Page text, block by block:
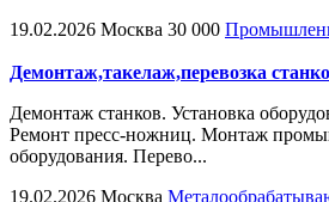
19.02.2026 Москва 30 000
Демонтаж,такелаж,перевозка
Демонтаж станков. Установка
Ремонт пресс-ножниц. Монтаж
оборудования. Перево...
19.02.2026 Москва